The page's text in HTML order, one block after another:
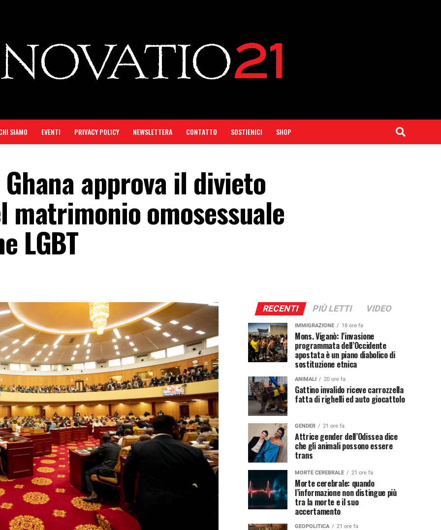
SIAMO EVENTI PRIVACY POLICY NEWSLETTERA CONTATTO SOSTIENICI SHOP
approva il divieto
matrimonio omosessuale
LGBT
RECENTI PIÙ LETTI VIDEO
IMMIGRAZIONE 18 ore fa
Mons. Viganò: l’invasione
programmata dell’Occidente
apostata è un piano diabolico di
sostituzione etnica
ANIMALI 20 ore fa
Gattino invalido riceve carrozzella
fatta di righelli ed auto giocattolo
GENDER 21 ore fa
Attrice gender dell’Odissea dice
che gli animali possono essere
trans
MORTE CEREBRALE 21 ore fa
Morte cerebrale: quando
l’informazione non distingue più
tra la morte e il suo
accertamento
GEOPOLITICA 21 ore fa